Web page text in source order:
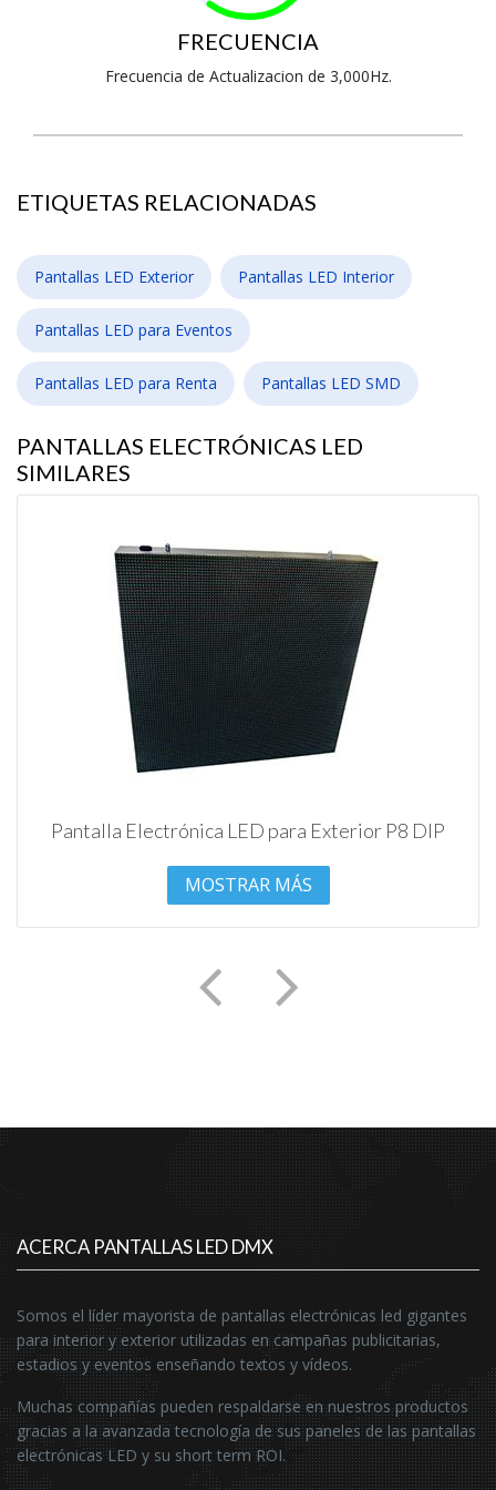
FRECUENCIA
Frecuencia de Actualizacion de 3,000Hz.
ETIQUETAS RELACIONADAS
Pantallas LED Exterior Pantallas LED Interior
Pantallas LED para Eventos
Pantallas LED para Renta Pantallas LED SMD
PANTALLAS ELECTRÓNICAS LED
SIMILARES
Pantalla Electrónica LED para Exterior P8 DIP
MOSTRAR MÁS
ACERCA PANTALLAS LED DMX
Somos el líder mayorista de pantallas electrónicas led gigantes
para interior y exterior utilizadas en campañas publicitarias,
estadios y eventos enseñando textos y vídeos.
Muchas compañías pueden respaldarse en nuestros productos
gracias a la avanzada tecnología de sus paneles de las pantallas
electrónicas LED y su short term ROI.